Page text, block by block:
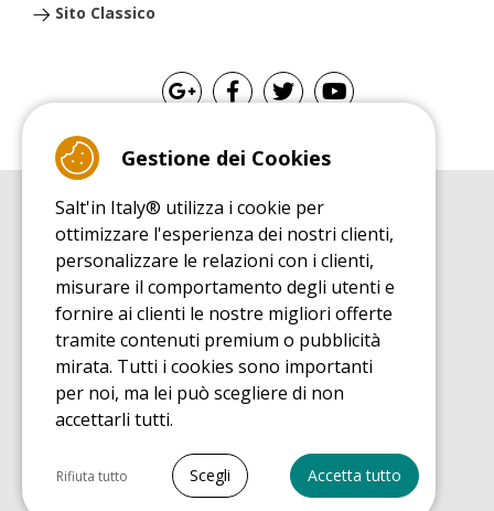
Sito Classico
GUIDA ALL'ACQUISTO
Guida all'acquisito tappeti elastici
GUIDA ALL'INSTALLAZIONE
Guida al montaggio tappeto elastico da giardino
GUIDA DI MANUTENZIONE
Guida alla manutenzione del vostro tappeto elastico
SCOPRI
Guida all'utilizzo tappeto elastico da giardino
GUIDA ALL'ACQUISTO
Gestione dei Cookies
Salt'in Italy® utilizza i cookie per
ottimizzare l'esperienza dei nostri clienti,
personalizzare le relazioni con i clienti,
misurare il comportamento degli utenti e
fornire ai clienti le nostre migliori offerte
tramite contenuti premium o pubblicità
mirata. Tutti i cookies sono importanti
per noi, ma lei può scegliere di non
accettarli tutti.
Seleziona tutto
Cookie necessari
Rifiuta tutto Scegli Accetta tutto